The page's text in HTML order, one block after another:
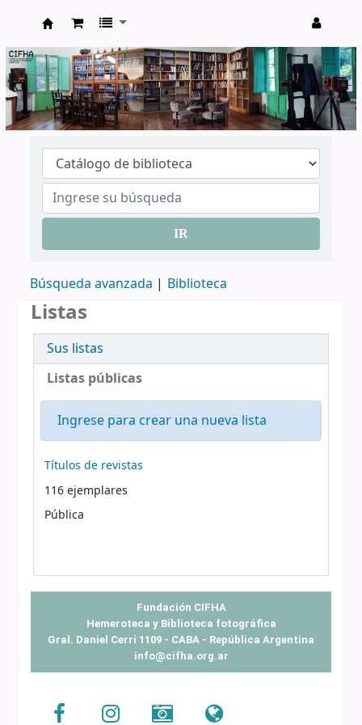
CIFHA
IR
Búsqueda avanzada Biblioteca
Listas
Sus listas
Listas públicas
Ingrese para crear una nueva lista
Listas públicas
Títulos de revistas
116 ejemplares
Pública
Fundación CIFHA
Hemeroteca y Biblioteca fotográfica
Gral. Daniel Cerri 1109 - CABA - República Argentina
info@cifha.org.ar